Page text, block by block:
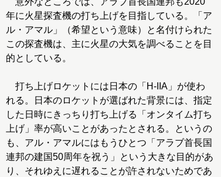
年に火星探査機の打ち上げを目指している。「ア
ル・アマル」（希望という意味）と名付けられた
この探査機は、主に火星の大気を調べることを目
的としている。
打ち上げロケットには日本の「H-IIA」が使わ
れる。日本のロケットが選ばれた背景には、指定
した日時にきっちり打ち上げる「オンタイム打ち
上げ」率が高いことがあったとされる。というの
も、アル・アマルにはもうひとつ「アラブ首長国
連邦の建国50周年を祝う」という大きな目的があ
り、それゆえに遅れることが許されないためであ